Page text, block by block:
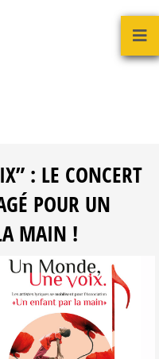
: LE CONCERT
POUR UN
MAIN !